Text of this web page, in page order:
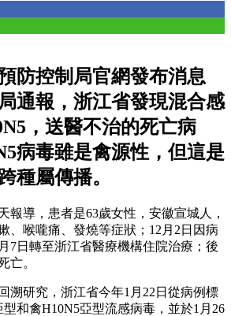
防控制局官網發布消息
通報，浙江省發現混合感
，送醫不治的死亡病
病毒雖是禽源性，但這是
種屬傳播。
報導，患者是63歲女性，安徽宣城人，
、喉嚨痛、發燒等症狀；12月2日因病
7日轉至浙江省醫療機構住院治療；後
亡。
溯研究，浙江省今年1月22日從病例標
和禽H10N5亞型流感病毒，並於1月26